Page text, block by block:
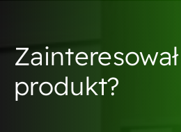
produkt?